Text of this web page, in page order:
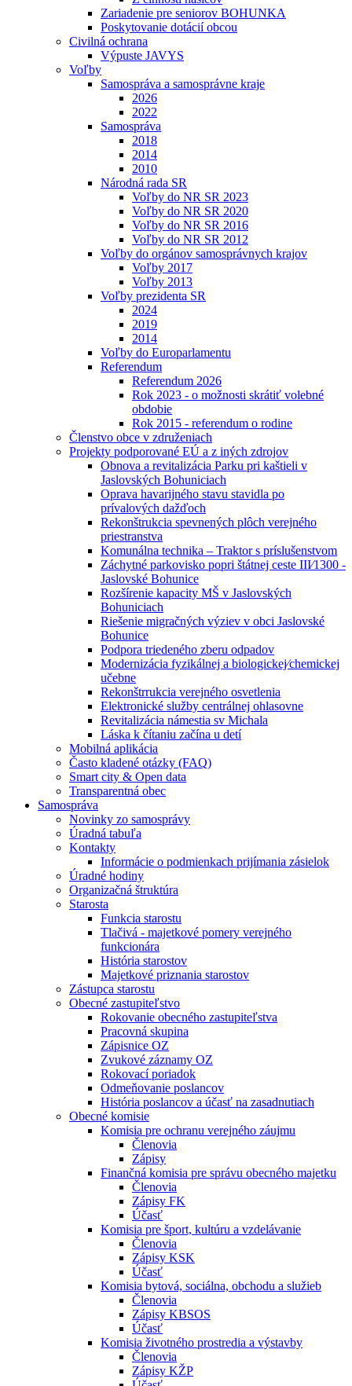
Zariadenie pre seniorov BOHUNKA
Poskytovanie dotácií obcou
Civilná ochrana
Výpuste JAVYS
Voľby
Samospráva a samosprávne kraje
2026
2022
Samospráva
2018
2014
2010
Národná rada SR
Voľby do NR SR 2023
Voľby do NR SR 2020
Voľby do NR SR 2016
Voľby do NR SR 2012
Voľby do orgánov samosprávnych krajov
Voľby 2017
Voľby 2013
Voľby prezidenta SR
2024
2019
2014
Voľby do Europarlamentu
Referendum
Referendum 2026
Rok 2023 - o možnosti skrátiť volebné
obdobie
Rok 2015 - referendum o rodine
Členstvo obce v združeniach
Projekty podporované EÚ a z iných zdrojov
Obnova a revitalizácia Parku pri kaštieli v
Jaslovských Bohuniciach
Oprava havarijného stavu stavidla po
prívalových dažďoch
Rekonštrukcia spevnených plôch verejného
priestranstva
Komunálna technika – Traktor s príslušenstvom
Záchytné parkovisko popri štátnej ceste III⁄1300 -
Jaslovské Bohunice
Rozšírenie kapacity MŠ v Jaslovských
Bohuniciach
Riešenie migračných výziev v obci Jaslovské
Bohunice
Podpora triedeného zberu odpadov
Modernizácia fyzikálnej a biologickej⁄chemickej
učebne
Rekonštrrukcia verejného osvetlenia
Elektronické služby centrálnej ohlasovne
Revitalizácia námestia sv Michala
Láska k čítaniu začína u detí
Mobilná aplikácia
Často kladené otázky (FAQ)
Smart city & Open data
Transparentná obec
Samospráva
Novinky zo samosprávy
Úradná tabuľa
Kontakty
Informácie o podmienkach prijímania zásielok
Úradné hodiny
Organizačná štruktúra
Starosta
Funkcia starostu
Tlačivá - majetkové pomery verejného
funkcionára
História starostov
Majetkové priznania starostov
Zástupca starostu
Obecné zastupiteľstvo
Rokovanie obecného zastupiteľstva
Pracovná skupina
Zápisnice OZ
Zvukové záznamy OZ
Rokovací poriadok
Odmeňovanie poslancov
História poslancov a účasť na zasadnutiach
Obecné komisie
Komisia pre ochranu verejného záujmu
Členovia
Zápisy
Finančná komisia pre správu obecného majetku
Členovia
Zápisy FK
Účasť
Komisia pre šport, kultúru a vzdelávanie
Členovia
Zápisy KSK
Účasť
Komisia bytová, sociálna, obchodu a služieb
Členovia
Zápisy KBSOS
Účasť
Komisia životného prostredia a výstavby
Členovia
Zápisy KŽP